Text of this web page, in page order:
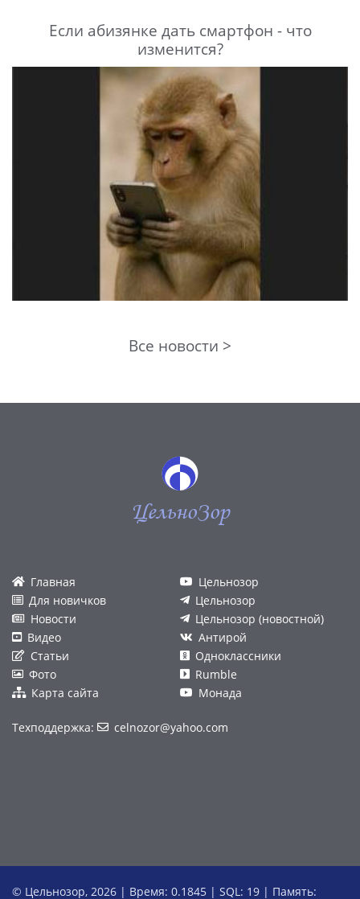
Если абизянке дать смартфон - что
изменится?
Все новости >
ЦельноЗор
Главная
Для новичков
Новости
Видео
Статьи
Фото
Карта сайта
Цельнозор
Цельнозор
Цельнозор (новостной)
Антирой
Одноклассники
Rumble
Монада
Техподдержка: celnozor@yahoo.com
© Цельнозор, 2026 | Время: 0.1845 | SQL: 19 | Память: